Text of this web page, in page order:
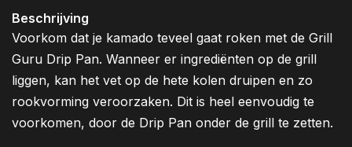
Beschrijving
Voorkom dat je kamado teveel gaat roken met de Grill
Guru Drip Pan. Wanneer er ingrediënten op de grill
liggen, kan het vet op de hete kolen druipen en zo
rookvorming veroorzaken. Dit is heel eenvoudig te
voorkomen, door de Drip Pan onder de grill te zetten.